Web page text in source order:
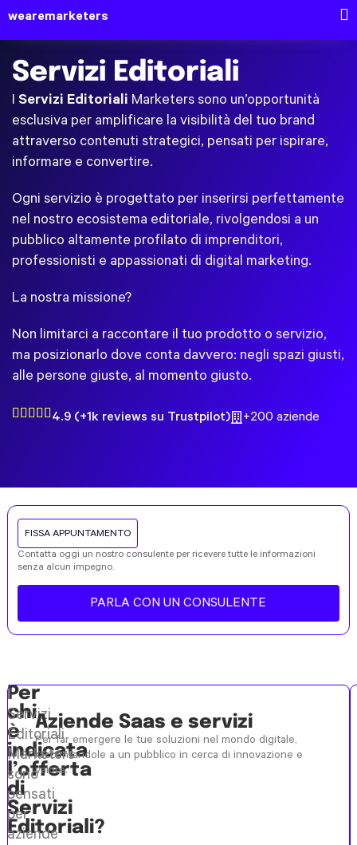
wearemarketers
Servizi Editoriali
I Servizi Editoriali Marketers sono un’opportunità
esclusiva per amplificare la visibilità del tuo brand
attraverso contenuti strategici, pensati per ispirare,
informare e convertire.
Ogni servizio è progettato per inserirsi perfettamente
nel nostro ecosistema editoriale, rivolgendosi a un
pubblico altamente profilato di imprenditori,
professionisti e appassionati di digital marketing.
La nostra missione?
Non limitarci a raccontare il tuo prodotto o servizio,
ma posizionarlo dove conta davvero: negli spazi giusti,
alle persone giuste, al momento giusto.
4.9 (+1k reviews su Trustpilot) +200 aziende
FISSA APPUNTAMENTO
Contatta oggi un nostro consulente per ricevere tutte le informazioni
senza alcun impegno.
PARLA CON UN CONSULENTE
Per
chi
è
indicata
l’offerta
di
Servizi
Editoriali?
I
Servizi
Editoriali
Marketers
sono
pensati
per
aziende
Aziende Saas e servizi
Per far emergere le tue soluzioni nel mondo digitale,
raccontandole a un pubblico in cerca di innovazione e
valore.